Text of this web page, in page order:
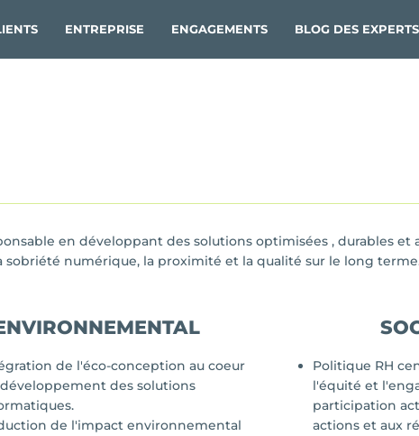
ENTREPRISE ENGAGEMENTS BLOG DES EXPERTS
en développant des solutions optimisées , durables et
numérique, la proximité et la qualité sur le long
de l'éco-conception au coeur
des solutions
de l'impact environnemental
Politique RH
l'équité et
participation
actions et aux